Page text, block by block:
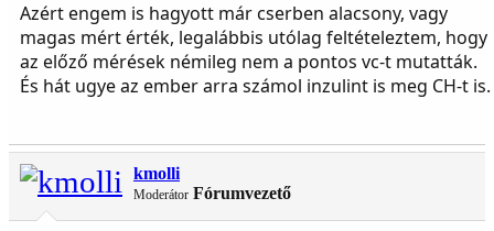
Azért engem is hagyott már cserben alacsony, vagy
magas mért érték, legalábbis utólag feltételeztem, hogy
az előző mérések némileg nem a pontos vc-t mutatták.
És hát ugye az ember arra számol inzulint is meg CH-t is.
kmolli
Moderátor Fórumvezető